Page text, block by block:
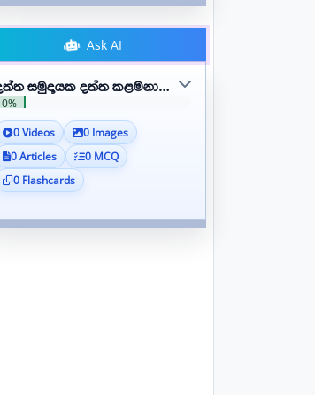
Ask AI
සමුදායක දත්ත කළමනාකරණය
0%
0 Videos
0 Images
0 Articles
0 MCQ
0 Flashcards